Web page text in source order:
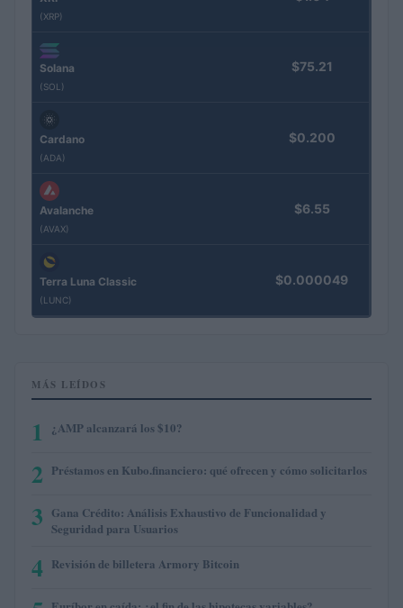
(XRP)
Solana
(SOL)
$75.21
Cardano
(ADA)
$0.200
Avalanche
(AVAX)
$6.55
Terra Luna Classic
(LUNC)
$0.000049
MÁS LEÍDOS
1 ¿AMP alcanzará los $10?
2 Préstamos en Kubo.financiero: qué ofrecen y cómo solicitarlos
3 Gana Crédito: Análisis Exhaustivo de Funcionalidad y
Seguridad para Usuarios
4 Revisión de billetera Armory Bitcoin